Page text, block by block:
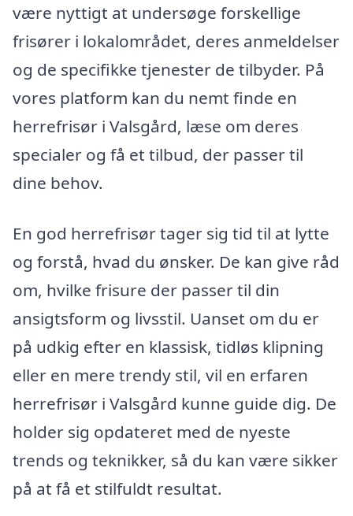
være nyttigt at undersøge forskellige
frisører i lokalområdet, deres anmeldelser
og de specifikke tjenester de tilbyder. På
vores platform kan du nemt finde en
herrefrisør i Valsgård, læse om deres
specialer og få et tilbud, der passer til
dine behov.
En god herrefrisør tager sig tid til at lytte
og forstå, hvad du ønsker. De kan give råd
om, hvilke frisure der passer til din
ansigtsform og livsstil. Uanset om du er
på udkig efter en klassisk, tidløs klipning
eller en mere trendy stil, vil en erfaren
herrefrisør i Valsgård kunne guide dig. De
holder sig opdateret med de nyeste
trends og teknikker, så du kan være sikker
på at få et stilfuldt resultat.